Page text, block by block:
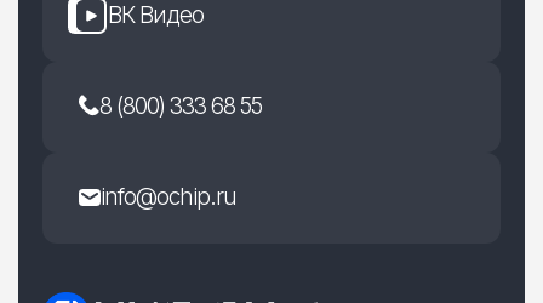
ВК Видео
8 (800) 333 68 55
info@ochip.ru